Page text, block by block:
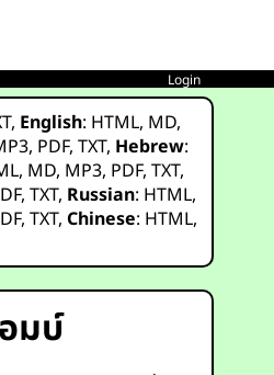
Login
, English: HTML, MD,
, PDF,TXT, Hebrew:
, MD, MP3, PDF,TXT,
,TXT, Russian: HTML,
,TXT,Chinese: HTML,
มบ์